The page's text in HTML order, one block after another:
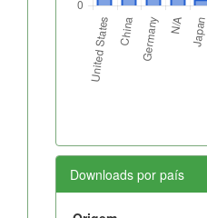
Downloads por país